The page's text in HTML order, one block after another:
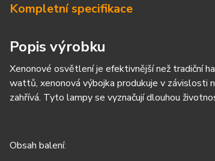
Kompletní specifikace
Popis výrobku
Xenonové osvětlení je efektivnější než tradiční
wattů, xenonová výbojka produkuje v
zahřívá. Tyto lampy se vyznačují dlouhou
Obsah balení: